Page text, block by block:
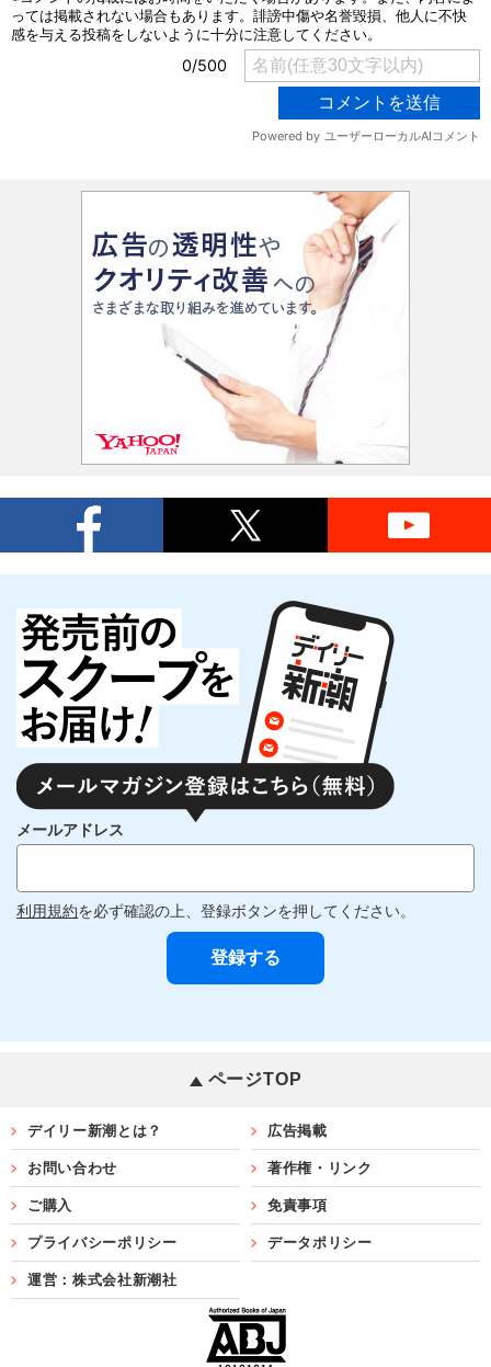
メールアドレス
利用規約を必ず確認の上、登録ボタンを押してください。
ページTOP
デイリー新潮とは？ 広告掲載
お問い合わせ 著作権・リンク
ご購入 免責事項
プライバシーポリシー データポリシー
運営：株式会社新潮社